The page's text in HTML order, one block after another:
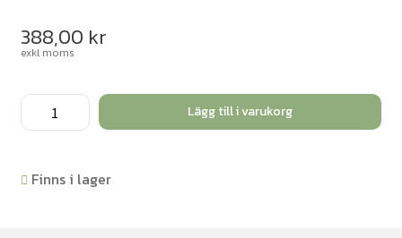
388,00 kr
exkl moms
Testa
Magnetism
Lägg till i varukorg
Finns i lager